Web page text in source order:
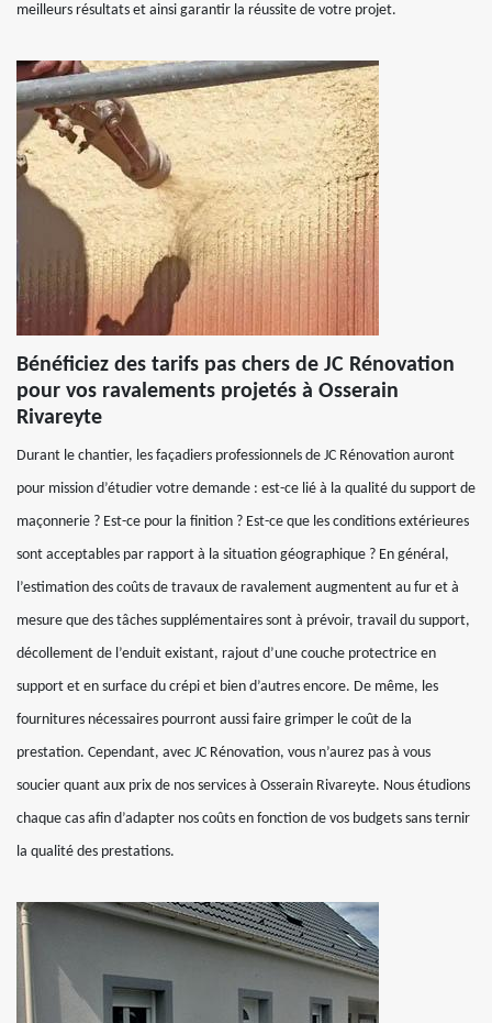
meilleurs résultats et ainsi garantir la réussite de votre projet.
Bénéficiez des tarifs pas chers de JC Rénovation
pour vos ravalements projetés à Osserain
Rivareyte
Durant le chantier, les façadiers professionnels de JC Rénovation auront
pour mission d’étudier votre demande : est-ce lié à la qualité du support de
maçonnerie ? Est-ce pour la finition ? Est-ce que les conditions extérieures
sont acceptables par rapport à la situation géographique ? En général,
l’estimation des coûts de travaux de ravalement augmentent au fur et à
mesure que des tâches supplémentaires sont à prévoir, travail du support,
décollement de l’enduit existant, rajout d’une couche protectrice en
support et en surface du crépi et bien d’autres encore. De même, les
fournitures nécessaires pourront aussi faire grimper le coût de la
prestation. Cependant, avec JC Rénovation, vous n’aurez pas à vous
soucier quant aux prix de nos services à Osserain Rivareyte. Nous étudions
chaque cas afin d’adapter nos coûts en fonction de vos budgets sans ternir
la qualité des prestations.